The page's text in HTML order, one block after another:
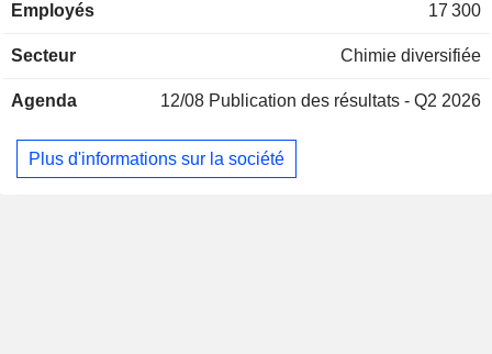
dispose de près de 600 sites de distribution dans le monde.
Allemagne (7,1%), Etats-Unis (34,1%), Royaume-Uni
(3,4%), France (3,3%) et autres (34,5%).
Employés 17 300
Secteur Chimie diversifiée
Agenda 12/08 Publication des résultats - Q2 2026
Plus d'informations sur la société